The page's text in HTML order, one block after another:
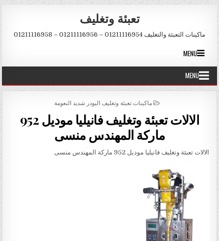
Skip to content
تعبئة وتغليف
ماكينات التعبئة والتغليف 01211116954 – 01211116956 – 01211116958
MENU
MENU
POSTED IN
ماكينات تعبئة وتغليف البودر شديد النعومة
الالات تعبئة وتغليف فانيليا موديل 952
ماركة المهندس منسى
الالات تعبئة وتغليف فانيليا موديل 952 ماركة المهندس منسى